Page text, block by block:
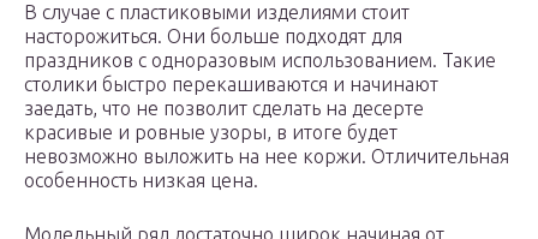
В случае с пластиковыми изделиями стоит
насторожиться. Они больше подходят для
праздников с одноразовым использованием. Такие
столики быстро перекашиваются и начинают
заедать, что не позволит сделать на десерте
красивые и ровные узоры, в итоге будет
невозможно выложить на нее коржи. Отличительная
особенность низкая цена.
Модельный ряд достаточно широк начиная от